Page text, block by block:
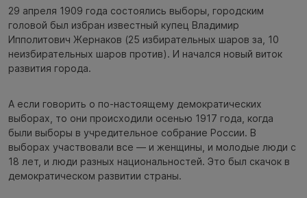
29 апреля 1909 года состоялись выборы, городским
головой был избран известный купец Владимир
Ипполитович Жернаков (25 избирательных шаров за, 10
неизбирательных шаров против). И начался новый виток
развития города.
А если говорить о по-настоящему демократических
выборах, то они происходили осенью 1917 года, когда
были выборы в учредительное собрание России. В
выборах участвовали все — и женщины, и молодые люди с
18 лет, и люди разных национальностей. Это был скачок в
демократическом развитии страны.